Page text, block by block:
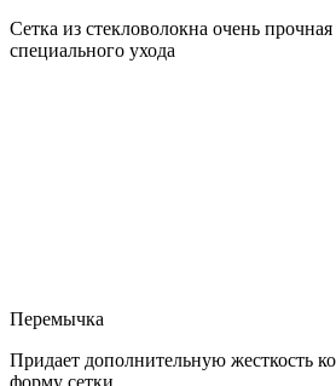
Сетка из стекловолокна очень прочная
специального ухода
Перемычка
Придает дополнительную жесткость